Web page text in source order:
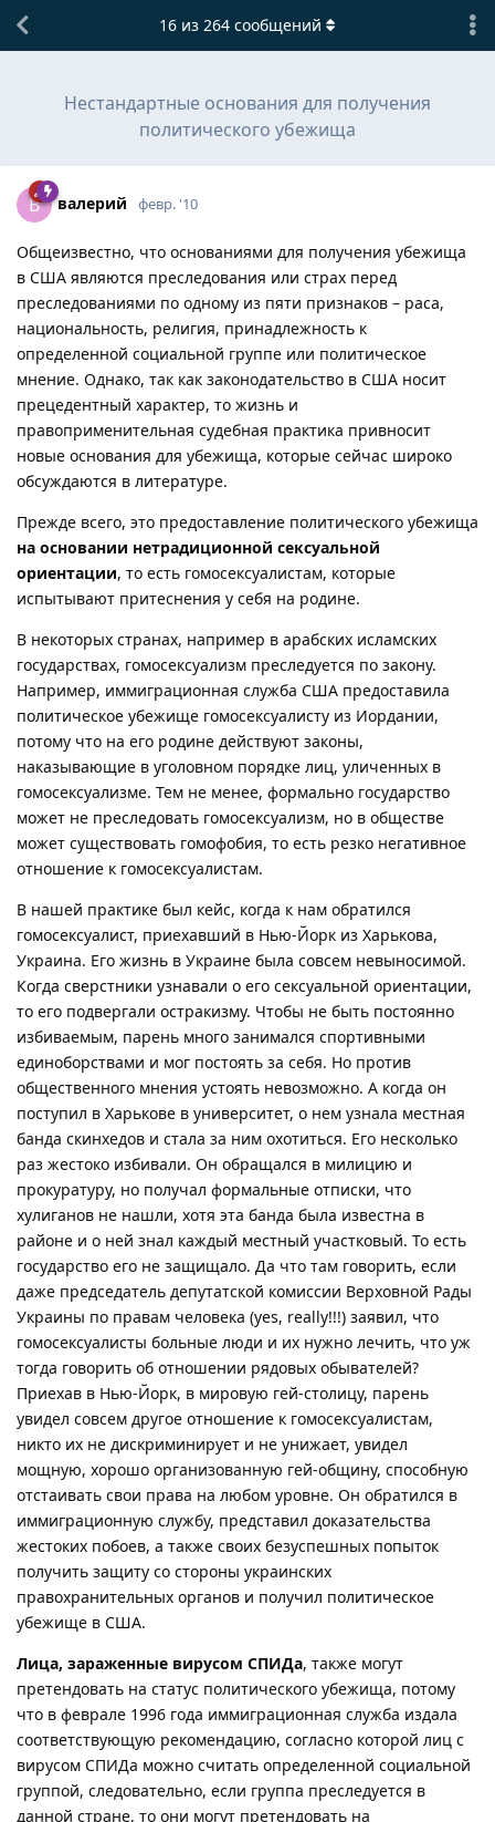
Нестандартные основания для получения
политического убежища
16 из 264 сообщений
В вaлepий февр. '10
Общеизвестно, что основаниями для получения убежища
в США являются преследования или страх перед
преследованиями по одному из пяти признаков – раса,
национальность, религия, принадлежность к
определенной социальной группе или политическое
мнение. Однако, так как законодательство в США носит
прецедентный характер, то жизнь и
правоприменительная судебная практика привносит
новые основания для убежища, которые сейчас широко
обсуждаются в литературе.
Прежде всего, это предоставление политического убежища
на основании нетрадиционной сексуальной
ориентации, то есть гомосексуалистам, которые
испытывают притеснения у себя на родине.
В некоторых странах, например в арабских исламских
государствах, гомосексуализм преследуется по закону.
Например, иммиграционная служба США предоставила
политическое убежище гомосексуалисту из Иордании,
потому что на его родине действуют законы,
наказывающие в уголовном порядке лиц, уличенных в
гомосексуализме. Тем не менее, формально государство
может не преследовать гомосексуализм, но в обществе
может существовать гомофобия, то есть резко негативное
отношение к гомосексуалистам.
В нашей практике был кейс, когда к нам обратился
гомосексуалист, приехавший в Нью-Йорк из Харькова,
Украина. Его жизнь в Украине была совсем невыносимой.
Когда сверстники узнавали о его сексуальной ориентации,
то его подвергали остракизму. Чтобы не быть постоянно
избиваемым, парень много занимался спортивными
единоборствами и мог постоять за себя. Но против
общественного мнения устоять невозможно. А когда он
поступил в Харькове в университет, о нем узнала местная
банда скинхедов и стала за ним охотиться. Его несколько
раз жестоко избивали. Он обращался в милицию и
прокуратуру, но получал формальные отписки, что
хулиганов не нашли, хотя эта банда была известна в
районе и о ней знал каждый местный участковый. То есть
государство его не защищало. Да что там говорить, если
даже председатель депутатской комиссии Верховной Рады
Украины по правам человека (yes, really!!!) заявил, что
гомосексуалисты больные люди и их нужно лечить, что уж
тогда говорить об отношении рядовых обывателей?
Приехав в Нью-Йорк, в мировую гей-столицу, парень
увидел совсем другое отношение к гомосексуалистам,
никто их не дискриминирует и не унижает, увидел
мощную, хорошо организованную гей-общину, способную
отстаивать свои права на любом уровне. Он обратился в
иммиграционную службу, представил доказательства
жестоких побоев, а также своих безуспешных попыток
получить защиту со стороны украинских
правохранительных органов и получил политическое
убежище в США.
Лица, зараженные вирусом СПИДа, также могут
претендовать на статус политического убежища, потому
что в феврале 1996 года иммиграционная служба издала
соответствующую рекомендацию, согласно которой лиц с
вирусом СПИДа можно считать определенной социальной
группой, следовательно, если группа преследуется в
данной стране, то они могут претендовать на